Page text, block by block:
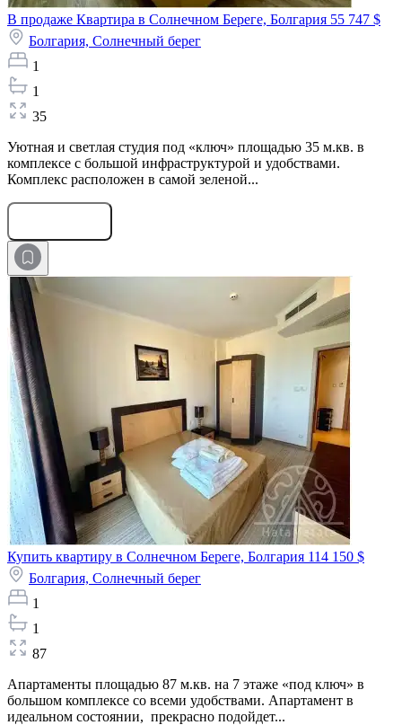
В продаже Квартира в Солнечном Береге, Болгария 55 747 $
Болгария, Солнечный берег
1
1
35
Уютная и светлая студия под «ключ» площадью 35 м.кв. в
комплексе с большой инфраструктурой и удобствами.
Комплекс расположен в самой зеленой...
Купить квартиру в Солнечном Береге, Болгария 114 150 $
Болгария, Солнечный берег
1
1
87
Апартаменты площадью 87 м.кв. на 7 этаже «под ключ» в
большом комплексе со всеми удобствами. Апартамент в
идеальном состоянии, прекрасно подойдет...